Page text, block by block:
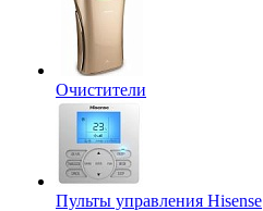
Очистители
Пульты управления Hisense